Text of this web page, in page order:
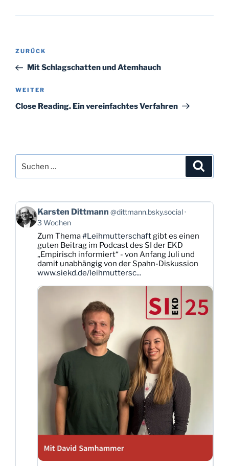
Beitragsnavigation
Vorheriger
Beitrag
ZURÜCK
Mit Schlagschatten und Atemhauch
Nächster
Beitrag
WEITER
Close Reading. Ein vereinfachtes Verfahren
nach:
Beitrag
von
Karsten
Dittmann
Bluesky
ansehen
Karsten Dittmann @dittmann.bsky.social
3 Wochen
Zum Thema#Leihmutterschaftgibt es einen
guten Beitrag im Podcast des SI der EKD
„Empirisch informiert“ - von Anfang Juli und
damit unabhängig von der Spahn-Diskussion
www.siekd.de/leihmuttersc...